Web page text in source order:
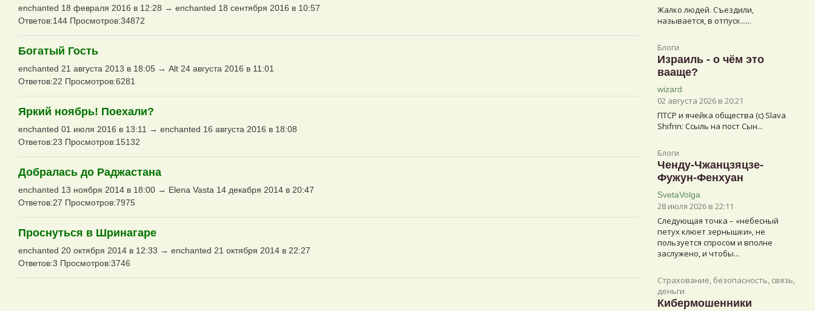
Жалко людей. Съездили,
называется, в отпуск......
Блоги
Израиль - о чём это
вааще?
wizard
02 августа 2026 в 20:21
ПТСР и ячейка общества (с) Slava
Shifrin: Ссыль на пост Сын...
Блоги
Ченду-Чжанцзяцзе-
Фужун-Фенхуан
SvetaVolga
28 июля 2026 в 22:11
Следующая точка – «небесный
петух клюет зернышки», не
пользуется спросом и вполне
заслужено, и чтобы...
Страхование, безопасность, связь,
деньги
Кибермошенники
enchanted 18 февраля 2016 в 12:28 → enchanted 18 сентября 2016 в 10:57
Ответов:144 Просмотров:34872
Богатый Гость
enchanted 21 августа 2013 в 18:05 → Alt 24 августа 2016 в 11:01
Ответов:22 Просмотров:6281
Яркий ноябрь! Поехали?
enchanted 01 июля 2016 в 13:11 → enchanted 16 августа 2016 в 18:08
Ответов:23 Просмотров:15132
Добралась до Раджастана
enchanted 13 ноября 2014 в 18:00 → Elena Vasta 14 декабря 2014 в 20:47
Ответов:27 Просмотров:7975
Проснуться в Шринагаре
enchanted 20 октября 2014 в 12:33 → enchanted 21 октября 2014 в 22:27
Ответов:3 Просмотров:3746